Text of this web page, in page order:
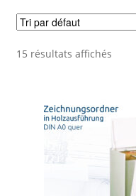
15 résultats affichés